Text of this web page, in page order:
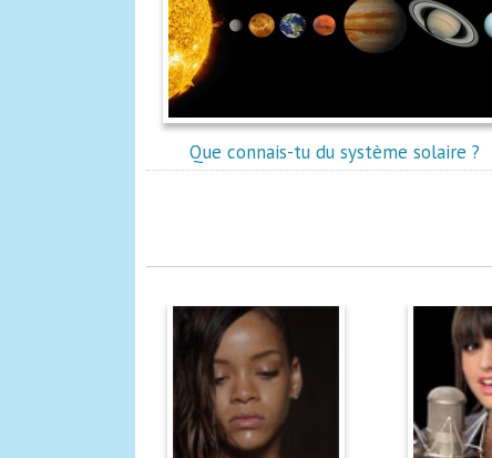
Que connais-tu du système solaire ?